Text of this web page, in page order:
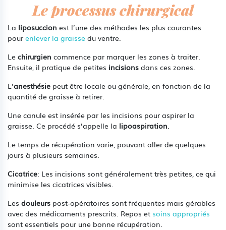
Le processus chirurgical
La liposuccion est l’une des méthodes les plus courantes
pour enlever la graisse du ventre.
Le chirurgien commence par marquer les zones à traiter.
Ensuite, il pratique de petites incisions dans ces zones.
L’anesthésie peut être locale ou générale, en fonction de la
quantité de graisse à retirer.
Une canule est insérée par les incisions pour aspirer la
graisse. Ce procédé s’appelle la lipoaspiration.
Le temps de récupération varie, pouvant aller de quelques
jours à plusieurs semaines.
Cicatrice: Les incisions sont généralement très petites, ce qui
minimise les cicatrices visibles.
Les douleurs post-opératoires sont fréquentes mais gérables
avec des médicaments prescrits. Repos et soins appropriés
sont essentiels pour une bonne récupération.